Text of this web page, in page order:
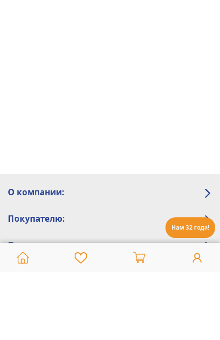
Нам 32 года!
О компании:
Покупателю:
Помощь: